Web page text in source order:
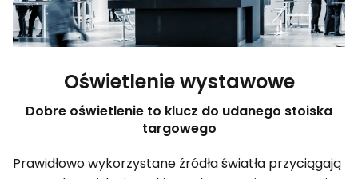
Oświetlenie wystawowe
Dobre oświetlenie to klucz do udanego stoiska
targowego
Prawidłowo wykorzystane źródła światła przyciągają